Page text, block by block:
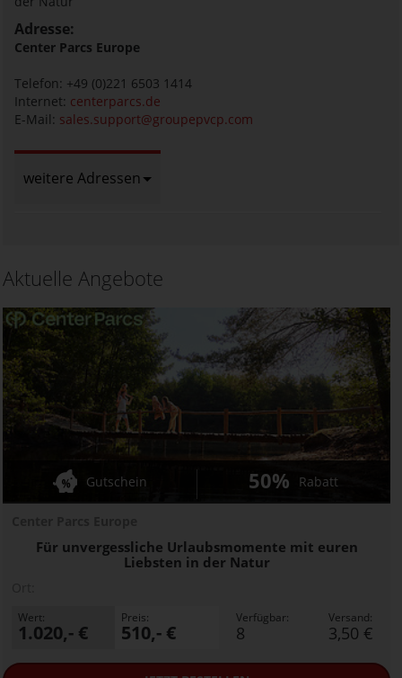
Adresse:
Center Parcs Europe
Telefon: +49 (0)221 6503 1414
Internet: centerparcs.de
E-Mail: sales.support@groupepvcp.com
weitere Adressen
Aktuelle Angebote
Für unvergessliche Urlaubsmomente mit euren
Liebsten in der Natur
Gutschein 50% Rabatt
Wert:
1.020,- €
Preis:
510,- €
Verfügbar:
8
Versand:
3,50 €